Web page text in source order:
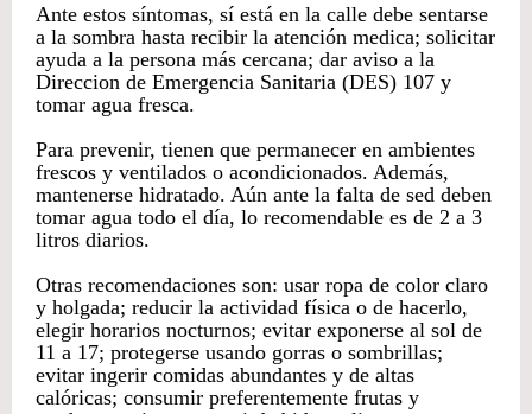
Ante estos síntomas, sí está en la calle debe sentarse
a la sombra hasta recibir la atención medica; solicitar
ayuda a la persona más cercana; dar aviso a la
Direccion de Emergencia Sanitaria (DES) 107 y
tomar agua fresca.
Para prevenir, tienen que permanecer en ambientes
frescos y ventilados o acondicionados. Además,
mantenerse hidratado. Aún ante la falta de sed deben
tomar agua todo el día, lo recomendable es de 2 a 3
litros diarios.
Otras recomendaciones son: usar ropa de color claro
y holgada; reducir la actividad física o de hacerlo,
elegir horarios nocturnos; evitar exponerse al sol de
11 a 17; protegerse usando gorras o sombrillas;
evitar ingerir comidas abundantes y de altas
calóricas; consumir preferentemente frutas y